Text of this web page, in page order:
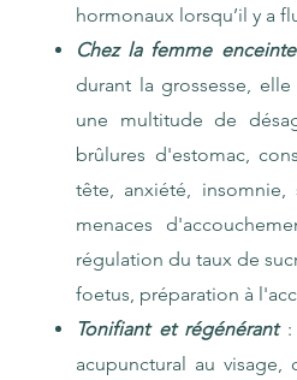
hormonaux lorsqu’il y a
Chez la femme enceinte
durant la grossesse,
une multitude de
brûlures d'estomac,
tête, anxiété,
menaces
régulation du taux de
foetus, préparation à
Tonifiant et régénérant
acupunctural au